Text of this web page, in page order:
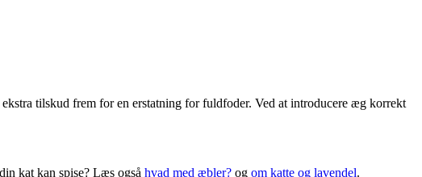
tilskud frem for en erstatning for fuldfoder. Ved at introducere æg korrekt
kat kan spise? Læs også hvad med æbler? og om katte og lavendel.